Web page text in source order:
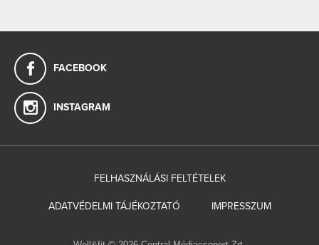
FACEBOOK
INSTAGRAM
FELHASZNÁLÁSI FELTÉTELEK
ADATVÉDELMI TÁJÉKOZTATÓ IMPRESSZUM